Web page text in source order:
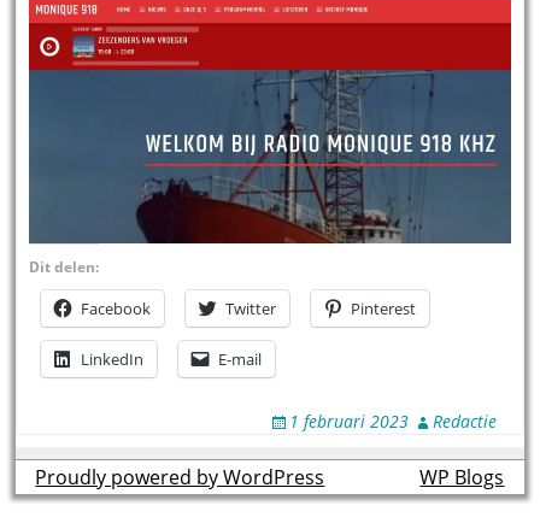
Dit delen:
Facebook Twitter Pinterest
LinkedIn E-mail
1 februari 2023 Redactie
Proudly powered by WordPress theme byWP Blogs